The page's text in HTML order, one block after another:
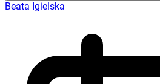
Beata Igielska